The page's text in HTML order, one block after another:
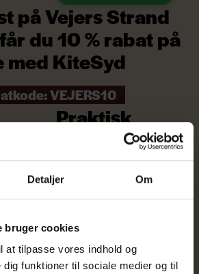
Detaljer Om
bruger cookies
at tilpasse vores indhold og
dig funktioner til sociale medier og til
på Vejers Strand
du 10 % rabat på
med KiteSyd
VEJERS10
Praktisk
information
af vind og vejr
Velegnet til både